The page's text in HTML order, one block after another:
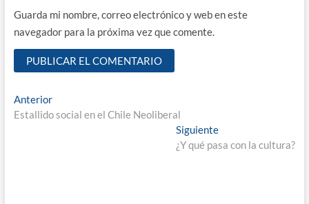
Guarda mi nombre, correo electrónico y web en este
navegador para la próxima vez que comente.
Navegación
de
AnteriorEntrada
anterior:
Estallido social en el Chile Neoliberal
SiguienteEntrada
siguiente:
¿Y qué pasa con la cultura?